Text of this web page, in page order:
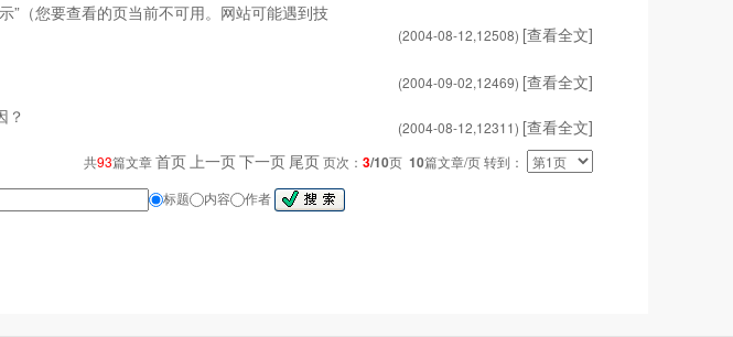
”（您要查看的页当前不可用。网站可能遇到技
(2004-08-12,12508) [查看全文]
(2004-09-02,12469) [查看全文]
？
(2004-08-12,12311) [查看全文]
共93篇文章首页上一页下一页 尾页页次： 3/10页 10篇文章/页 转到：
标题 内容 作者